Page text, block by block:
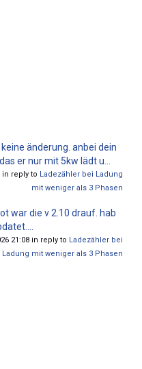
änderung. anbei dein
er nur mit 5kw lädt u...
in reply to Ladezähler bei Ladung
mit weniger als 3 Phasen
war die v 2.10 drauf. hab
21:08 in reply to Ladezähler bei
Ladung mit weniger als 3 Phasen